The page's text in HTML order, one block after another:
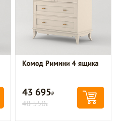
Комод Римини 4 ящика
43 695Р
48 550Р